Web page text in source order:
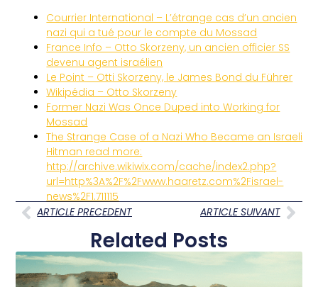
Courrier International – L’étrange cas d’un ancien
nazi qui a tué pour le compte du Mossad
France Info – Otto Skorzeny, un ancien officier SS
devenu agent israélien
Le Point – Otti Skorzeny, le James Bond du Führer
Wikipédia – Otto Skorzeny
Former Nazi Was Once Duped into Working for
Mossad
The Strange Case of a Nazi Who Became an Israeli
Hitman read more:
http://archive.wikiwix.com/cache/index2.php?
url=http%3A%2F%2Fwww.haaretz.com%2Fisrael-
news%2F1.711115
ARTICLE PRECEDENT
ARTICLE SUIVANT
Related Posts